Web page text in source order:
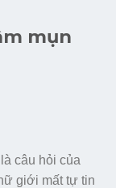
mụn
câu hỏi của
giới mất tự tin